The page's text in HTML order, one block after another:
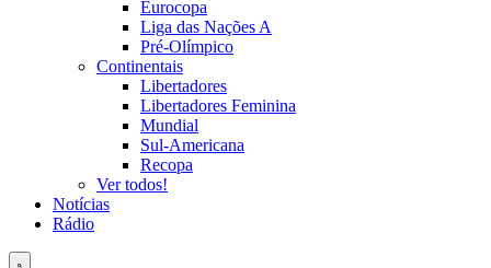
Eurocopa
Liga das Nações A
Pré-Olímpico
Continentais
Libertadores
Libertadores Feminina
Mundial
Sul-Americana
Recopa
Ver todos!
Notícias
Rádio